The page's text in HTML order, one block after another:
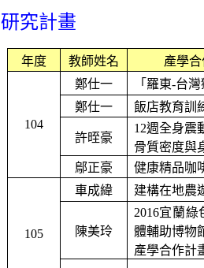
研究計畫
年度 教師姓名 產學
104
鄭仕一 「羅東-台灣
鄭仕一
飯店教育訓
許晊豪
12週全身震
骨質密度與
鄔正豪
健康精品咖
105
車成緯 建構在地農
陳美玲
2016宜蘭綠
體輔助博物
產學合作計